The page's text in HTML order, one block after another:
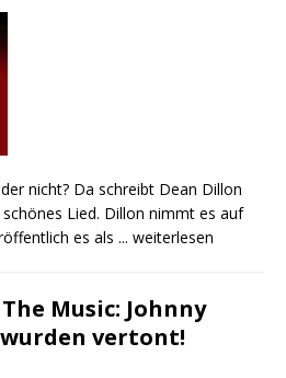
nicht? Da schreibt Dean Dillon
Lied. Dillon nimmt es auf
es als ... weiterlesen
Music: Johnny
wurden vertont!